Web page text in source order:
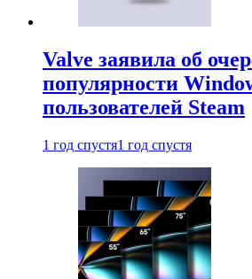
Valve заявила об
популярности
пользователей Steam
1 год спустя1 год спустя